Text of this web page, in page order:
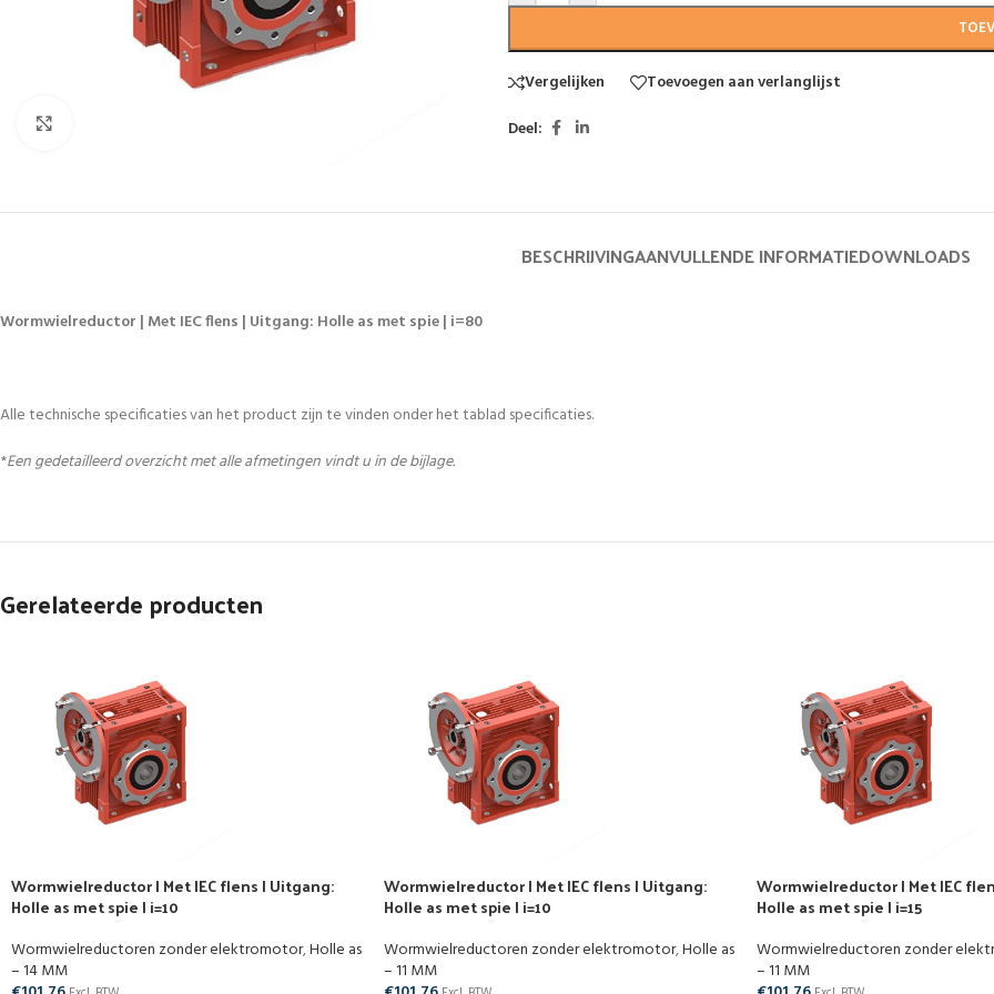
Vergelijken
Toevoegen aan verlanglijst
Deel:
BESCHRIJVINGAANVULLENDE INFORMATIEDOWNLOADS
Wormwielreductor | Met IEC flens | Uitgang: Holle as met spie | i=80
Alle technische specificaties van het product zijn te vinden onder het tablad specificaties.
*Een gedetailleerd overzicht met alle afmetingen vindt u in de bijlage.
Gerelateerde producten
Wormwielreductor | Met IEC flens | Uitgang:
Holle as met spie | i=10
Wormwielreductoren zonder elektromotor,Holle as
– 14 MM
Wormwielreductor | Met IEC flens | Uitgang:
Holle as met spie | i=10
Wormwielreductoren zonder elektromotor,Holle as
– 11 MM
Wormwielreductor | Met IEC
Holle as met spie | i=15
Wormwielreductoren zonder
– 11 MM